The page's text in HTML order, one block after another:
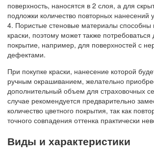
поверхность, наносятся в 2 слоя, а для
подложки количество повторных нанесений
4. Пористые стеновые материалы способны
краски, поэтому может также
покрытие, например, для поверхностей с
дефектами.
При покупке краски, нанесение которой
ручным окрашиванием, желательно
дополнительный объем для страховочных
случае рекомендуется предварительно
количество цветного покрытия, так как
точного совпадения оттенка практически
Виды и характеристики